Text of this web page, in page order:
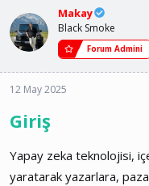
ş
l
a
n
ç
a
r
Makay
Black Smoke
Forum Admini
12 May 2025
Giriş
Yapay zeka teknolojisi,
yaratarak yazarlara,